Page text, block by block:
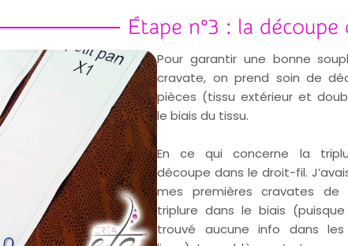
Étape n°3 : la découpe
Pour garantir une bonne
cravate, on prend soin de
pièces (tissu extérieur et
le biais du tissu.
En ce qui concerne la
découpe dans le droit-fil.
mes premières cravates de
triplure dans le biais (puisque
trouvé aucune info dans